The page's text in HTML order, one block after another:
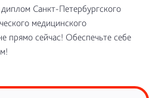
Санкт-Петербургского
медицинского
прямо сейчас! Обеспечьте себе